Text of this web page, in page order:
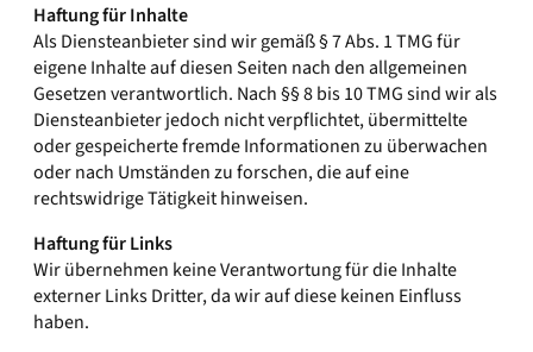
Haftung für Inhalte
Als Diensteanbieter sind wir gemäß § 7 Abs. 1 TMG für
eigene Inhalte auf diesen Seiten nach den allgemeinen
Gesetzen verantwortlich. Nach §§ 8 bis 10 TMG sind wir als
Diensteanbieter jedoch nicht verpflichtet, übermittelte
oder gespeicherte fremde Informationen zu überwachen
oder nach Umständen zu forschen, die auf eine
rechtswidrige Tätigkeit hinweisen.
Haftung für Links
Wir übernehmen keine Verantwortung für die Inhalte
externer Links Dritter, da wir auf diese keinen Einfluss
haben.